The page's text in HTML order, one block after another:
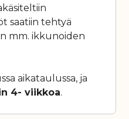
saatiin tehtyä
mm. ikkunoiden
aikataulussa, ja
4- viikkoa.